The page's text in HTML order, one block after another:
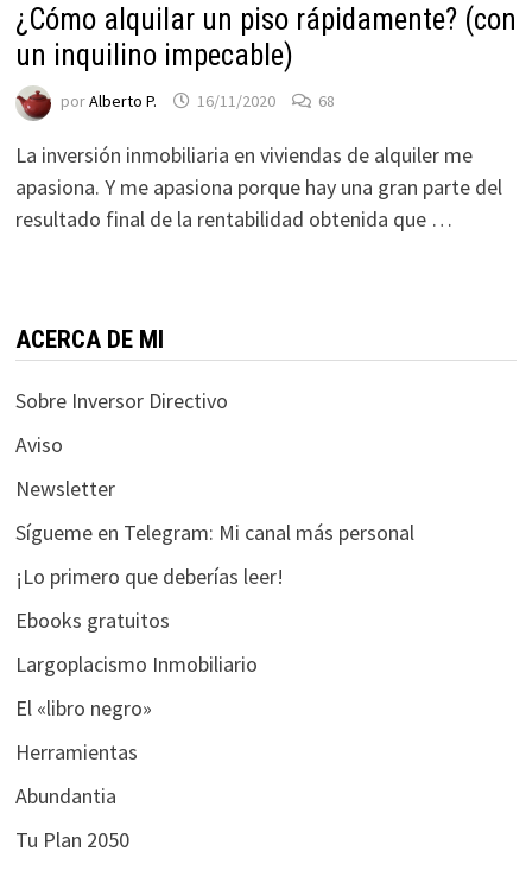
¿Cómo alquilar un piso rápidamente? (con
un inquilino impecable)
porAlberto P. 16/11/2020 68
La inversión inmobiliaria en viviendas de alquiler me
apasiona. Y me apasiona porque hay una gran parte del
resultado final de la rentabilidad obtenida que …
ACERCA DE MI
Sobre Inversor Directivo
Aviso
Newsletter
Sígueme en Telegram: Mi canal más personal
¡Lo primero que deberías leer!
Ebooks gratuitos
Largoplacismo Inmobiliario
El «libro negro»
Herramientas
Abundantia
Tu Plan 2050
Necesarias
Estas
cookies no
son
opcionales.
Son
web.
Estadísticas
Para que
mejorar la
funcionalidad
de la web, en
base a cómo
se usa la web.
Experiencia
Para que
funcione lo
mejor posible